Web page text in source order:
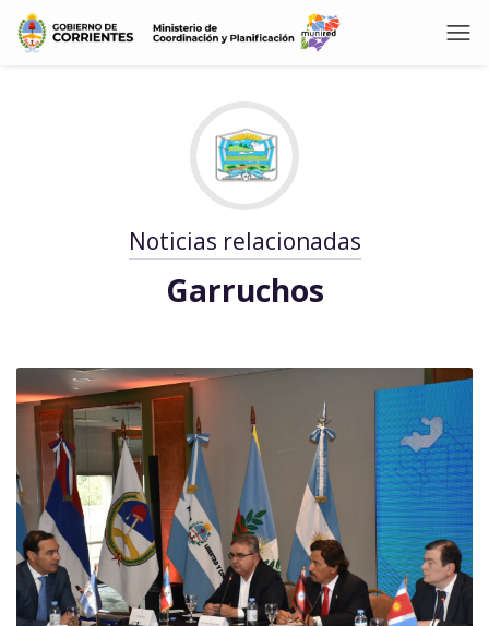
Noticias relacionadas
Garruchos